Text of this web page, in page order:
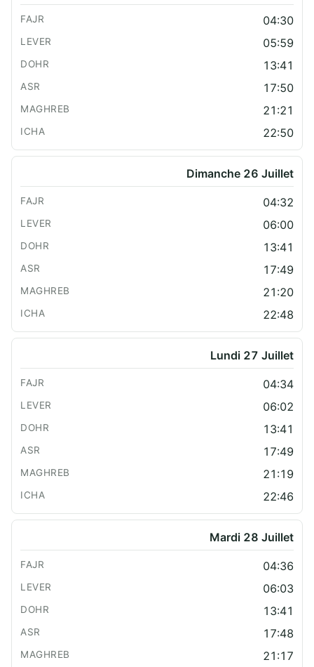
04:30
05:59
13:41
17:50
21:21
22:50
Dimanche 26 Juillet
04:32
06:00
13:41
17:49
21:20
22:48
Lundi 27 Juillet
04:34
06:02
13:41
17:49
21:19
22:46
Mardi 28 Juillet
04:36
06:03
13:41
17:48
21:17